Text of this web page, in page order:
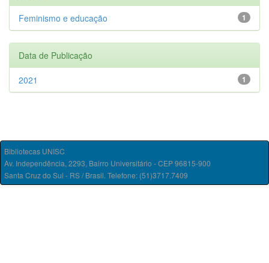
1
Feminismo e educação
Data de Publicação
1
2021
Bibliotecas UNISC
Av. Independência, 2293, Bairro Universitário - CEP 96815-900
Santa Cruz do Sul - RS / Brasil. Telefone: (51)3717.7409